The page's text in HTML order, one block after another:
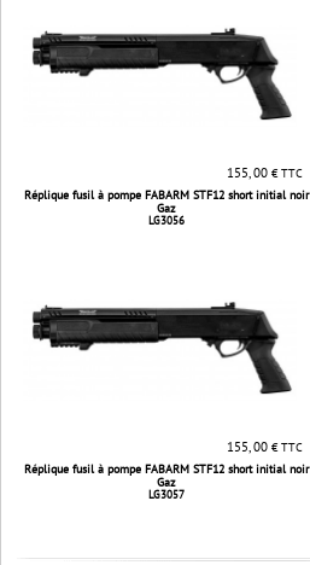
155, 00 € TTC
Réplique fusil à pompe FABARM STF12 short initial noir
Gaz
LG3056
155, 00 € TTC
Réplique fusil à pompe FABARM STF12 short initial noir
Gaz
LG3057